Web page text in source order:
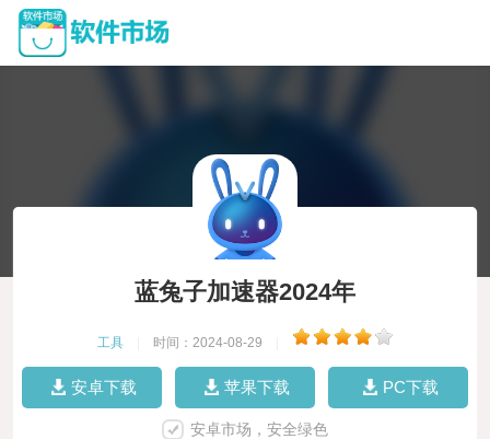
蓝兔子加速器2024年
工具 时间：2024-08-29
安卓下载 苹果下载 PC下载
安卓市场，安全绿色